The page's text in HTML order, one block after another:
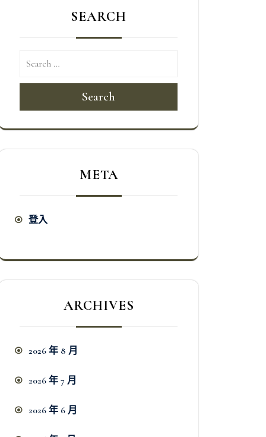
SEARCH
Search
META
登入
ARCHIVES
2026 年 8 月
2026 年 7 月
2026 年 6 月